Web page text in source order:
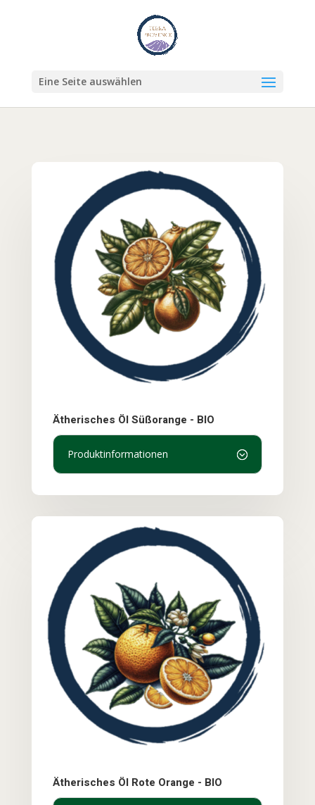
Eine Seite auswählen
Ätherisches Öl Süßorange - BIO
Produktinformationen
Ätherisches Öl Rote Orange - BIO